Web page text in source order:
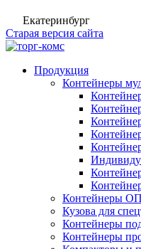
Екатеринбург
Старая версия сайта
Продукция
Контейнеры
Контейнеры
Кузова для
Контейнеры
Контейнеры